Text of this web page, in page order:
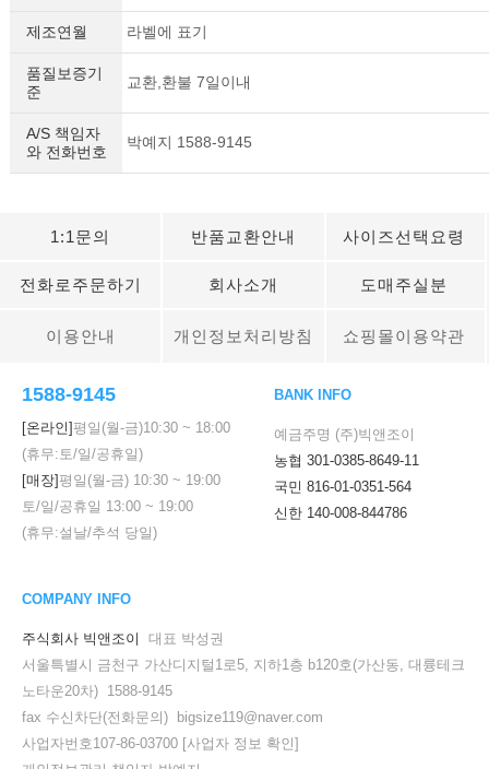
제조연월 라벨에 표기
품질보증기
준
교환,환불 7일이내
A/S 책임자
와 전화번호
박예지 1588-9145
1:1문의 반품교환안내 사이즈선택요령
전화로주문하기 회사소개 도매주실분
이용안내 개인정보처리방침 쇼핑몰이용약관
1588-9145
[온라인]평일(월-금)10:30 ~ 18:00
(휴무:토/일/공휴일)
[매장]평일(월-금) 10:30 ~ 19:00
토/일/공휴일 13:00 ~ 19:00
(휴무:설날/추석 당일)
BANK INFO
예금주명 (주)빅앤조이
농협 301-0385-8649-11
국민 816-01-0351-564
신한 140-008-844786
COMPANY INFO
주식회사 빅앤조이
대표 박성권
서울특별시 금천구 가산디지털1로5, 지하1층 b120호(가산동, 대륭테크
노타운20차) 1588-9145
fax 수신차단(전화문의) bigsize119@naver.com
사업자번호107-86-03700 [사업자 정보 확인]